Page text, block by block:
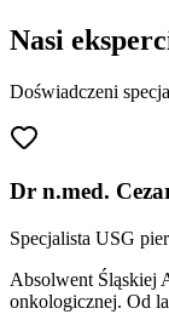
Nasi
Doświadczeni
Dr n.med.
Specjalista USG
Absolwent Śląskiej
onkologicznej. Od